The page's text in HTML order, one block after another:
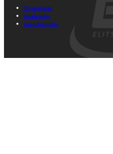
Tillgänglighet
Cookie policy
Integritetspolicy